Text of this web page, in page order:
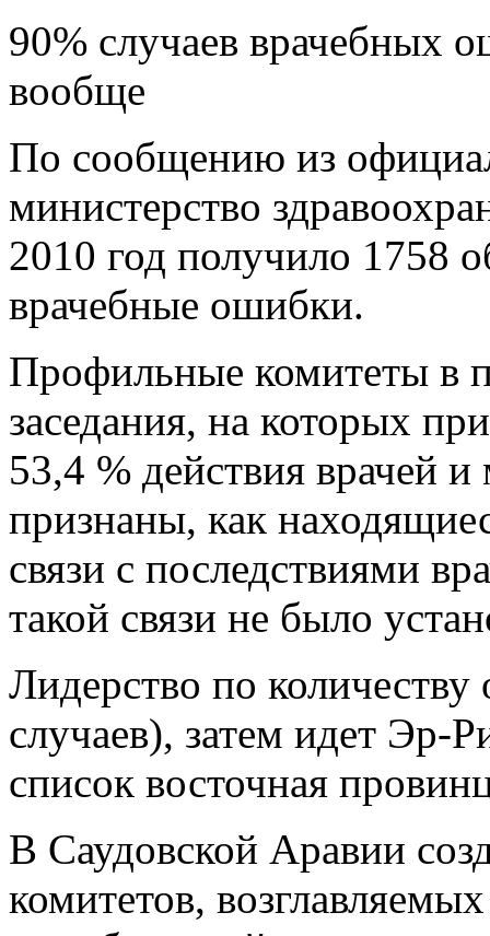
90% случаев врачебных
вообще
По сообщению из
министерство
2010 год получило 1758
врачебные ошибки.
Профильные комитеты в
заседания, на которых
53,4 % действия врачей
признаны, как
связи с последствиями
такой связи не было
Лидерство по
случаев), затем идет Эр-
список восточная
В Саудовской Аравии
комитетов,